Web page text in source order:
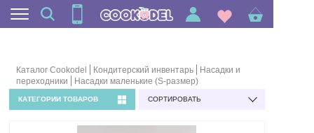
Каталог Cookodel Кондитерский инвентарь
Насадки и
переходники
Насадки маленькие (S-размер)
КАТЕГОРИИ ТОВАРОВ СОРТИРОВАТЬ